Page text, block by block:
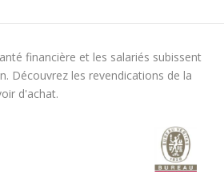
financière et les salariés subissent
Découvrez les revendications de la
d'achat.